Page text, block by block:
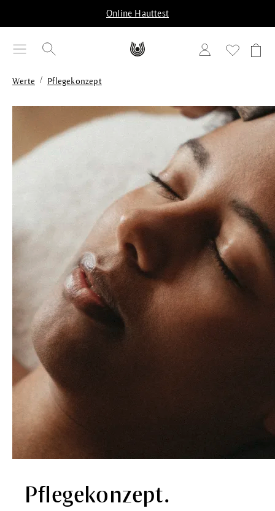
Online Hauttest
Werte / Pflegekonzept
Pflegekonzept.